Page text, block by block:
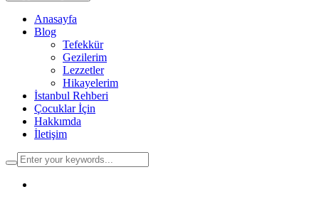
Anasayfa
Blog
Tefekkür
Gezilerim
Lezzetler
Hikayelerim
İstanbul Rehberi
Çocuklar İçin
Hakkımda
İletişim